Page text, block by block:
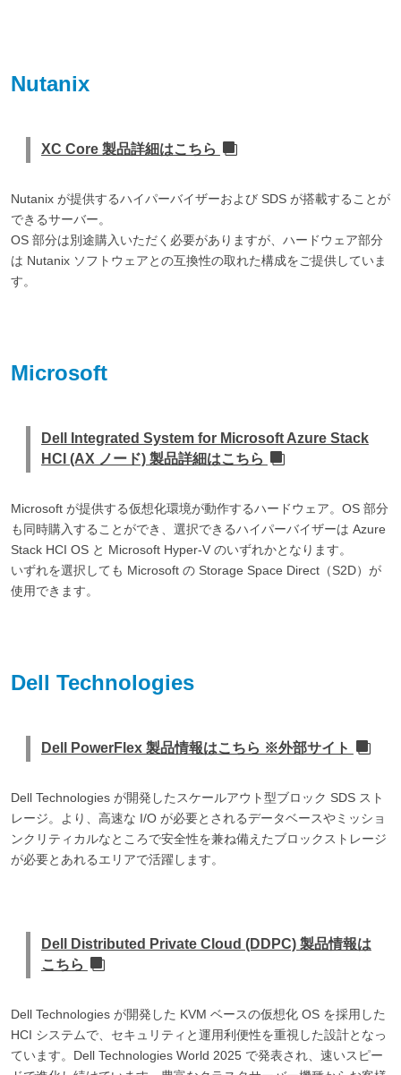
Nutanix
XC Core 製品詳細はこちら
Nutanix が提供するハイパーバイザーおよび SDS が搭載することが
できるサーバー。
OS 部分は別途購入いただく必要がありますが、ハードウェア部分
は Nutanix ソフトウェアとの互換性の取れた構成をご提供していま
す。
Microsoft
Dell Integrated System for Microsoft Azure Stack
HCI (AX ノード) 製品詳細はこちら
Microsoft が提供する仮想化環境が動作するハードウェア。OS 部分
も同時購入することができ、選択できるハイパーバイザーは Azure
Stack HCI OS と Microsoft Hyper-V のいずれかとなります。
いずれを選択しても Microsoft の Storage Space Direct（S2D）が
使用できます。
Dell Technologies
Dell PowerFlex 製品情報はこちら ※外部サイト
Dell Technologies が開発したスケールアウト型ブロック SDS スト
レージ。より、高速な I/O が必要とされるデータベースやミッショ
ンクリティカルなところで安全性を兼ね備えたブロックストレージ
が必要とあれるエリアで活躍します。
Dell Distributed Private Cloud (DDPC) 製品情報は
こちら
Dell Technologies が開発した KVM ベースの仮想化 OS を採用した
HCI システムで、セキュリティと運用利便性を重視した設計となっ
ています。Dell Technologies World 2025 で発表され、速いスピー